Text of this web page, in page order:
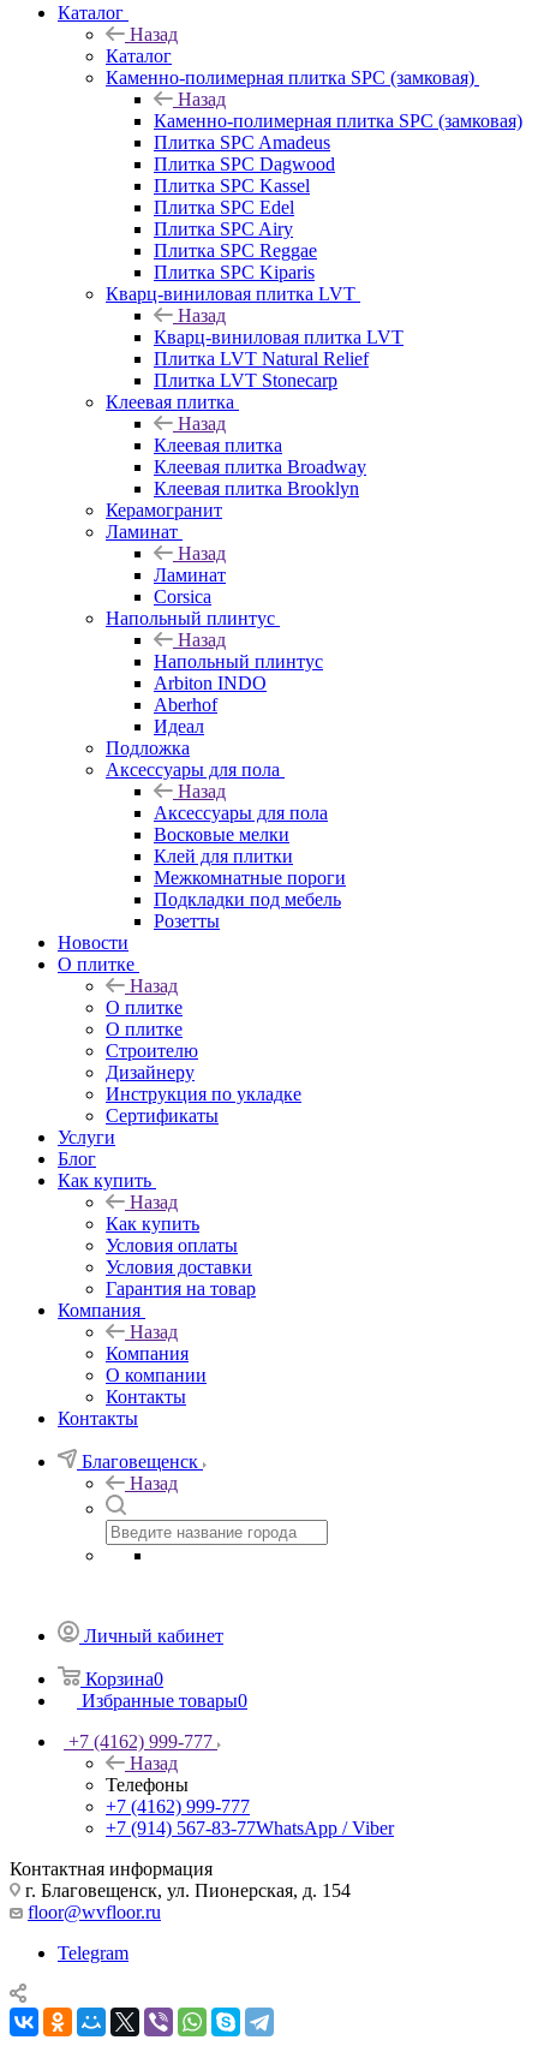
Каталог
Назад
Каталог
Каменно-полимерная плитка SPC (замковая)
Назад
Каменно-полимерная плитка SPC (замковая)
Плитка SPC Amadeus
Плитка SPC Dagwood
Плитка SPC Kassel
Плитка SPC Edel
Плитка SPC Airy
Плитка SPC Reggae
Плитка SPC Kiparis
Кварц-виниловая плитка LVT
Назад
Кварц-виниловая плитка LVT
Плитка LVT Natural Relief
Плитка LVT Stonecarp
Клеевая плитка
Назад
Клеевая плитка
Клеевая плитка Broadway
Клеевая плитка Brooklyn
Керамогранит
Ламинат
Назад
Ламинат
Corsica
Напольный плинтус
Назад
Напольный плинтус
Arbiton INDO
Aberhof
Идеал
Подложка
Аксессуары для пола
Назад
Аксессуары для пола
Восковые мелки
Клей для плитки
Межкомнатные пороги
Подкладки под мебель
Розетты
Новости
О плитке
Назад
О плитке
О плитке
Строителю
Дизайнеру
Инструкция по укладке
Сертификаты
Услуги
Блог
Как купить
Назад
Как купить
Условия оплаты
Условия доставки
Гарантия на товар
Компания
Назад
Компания
О компании
Контакты
Контакты
Благовещенск
Назад
Личный кабинет
Корзина0
Избранные товары0
+7 (4162) 999-777
Назад
Телефоны
+7 (4162) 999-777
+7 (914) 567-83-77WhatsApp / Viber
Контактная информация
г. Благовещенск, ул. Пионерская, д. 154
floor@wvfloor.ru
Telegram